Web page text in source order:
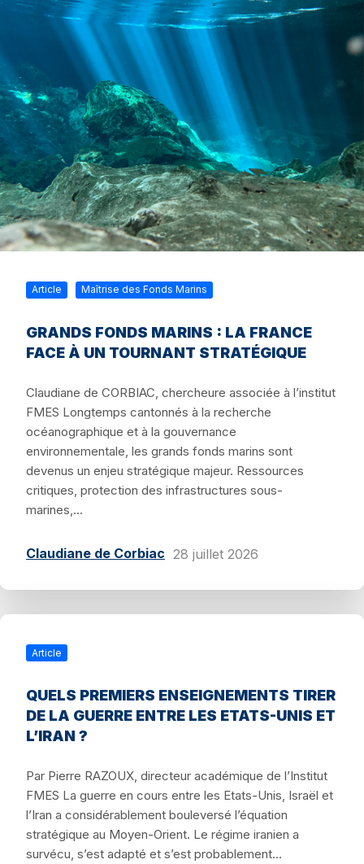
Article Maîtrise des Fonds Marins
GRANDS FONDS MARINS : LA FRANCE
FACE À UN TOURNANT STRATÉGIQUE
Claudiane de CORBIAC, chercheure associée à l’institut
FMES Longtemps cantonnés à la recherche
océanographique et à la gouvernance
environnementale, les grands fonds marins sont
devenus un enjeu stratégique majeur. Ressources
critiques, protection des infrastructures sous-
marines,...
Claudiane de Corbiac 28 juillet 2026
Article
QUELS PREMIERS ENSEIGNEMENTS TIRER
DE LA GUERRE ENTRE LES ETATS-UNIS ET
L’IRAN ?
Par Pierre RAZOUX, directeur académique de l’Institut
FMES La guerre en cours entre les Etats-Unis, Israël et
l’Iran a considérablement bouleversé l’équation
stratégique au Moyen-Orient. Le régime iranien a
survécu, s’est adapté et s’est probablement...